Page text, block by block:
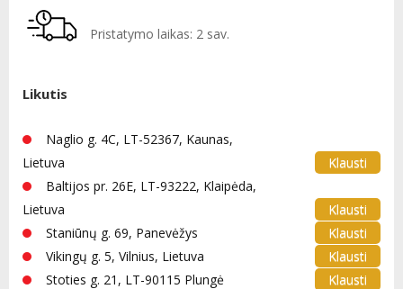
Pristatymo laikas: 2 sav.
Likutis
Naglio g. 4C, LT-52367, Kaunas,
Lietuva
Klausti
Baltijos pr. 26E, LT-93222, Klaipėda,
Lietuva
Klausti
Staniūnų g. 69, Panevėžys
Klausti
Vikingų g. 5, Vilnius, Lietuva
Klausti
Stoties g. 21, LT-90115 Plungė
Klausti